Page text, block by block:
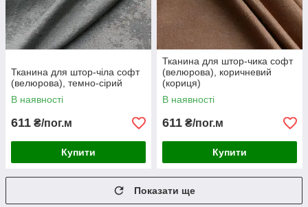
Тканина для штор-чіла софт
(велюрова), темно-сірий
В наявності
611 ₴/пог.м
Купити
Тканина для штор-чика софт
(велюрова), коричневий
(кориця)
В наявності
611 ₴/пог.м
Купити
Показати ще